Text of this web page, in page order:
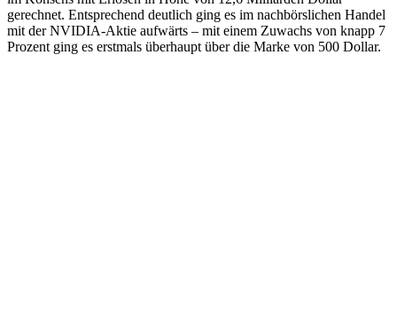
gerechnet. Entsprechend deutlich ging es im nachbörslichen Handel
mit der NVIDIA-Aktie aufwärts – mit einem Zuwachs von knapp 7
Prozent ging es erstmals überhaupt über die Marke von 500 Dollar.